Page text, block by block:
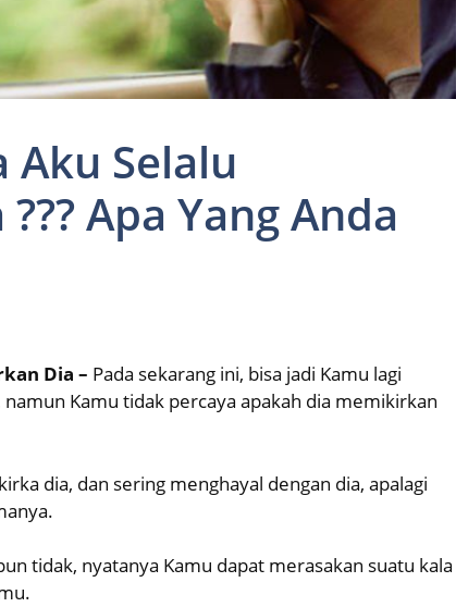
Aku Selalu
Apa Yang Anda
Dia – Pada sekarang ini, bisa jadi Kamu lagi
Kamu tidak percaya apakah dia memikirkan
dia, dan sering menghayal dengan dia, apalagi
tidak, nyatanya Kamu dapat merasakan suatu kala